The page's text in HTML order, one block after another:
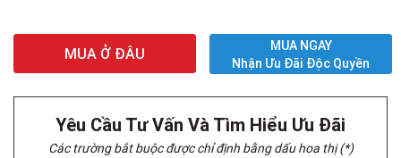
MUA Ở ĐÂU
MUA NGAY
Nhận Ưu Đãi Độc Quyền
Yêu Cầu Tư Vấn Và Tìm Hiểu Ưu Đãi
Các trường bắt buộc được chỉ định bằng dấu hoa thị (*)